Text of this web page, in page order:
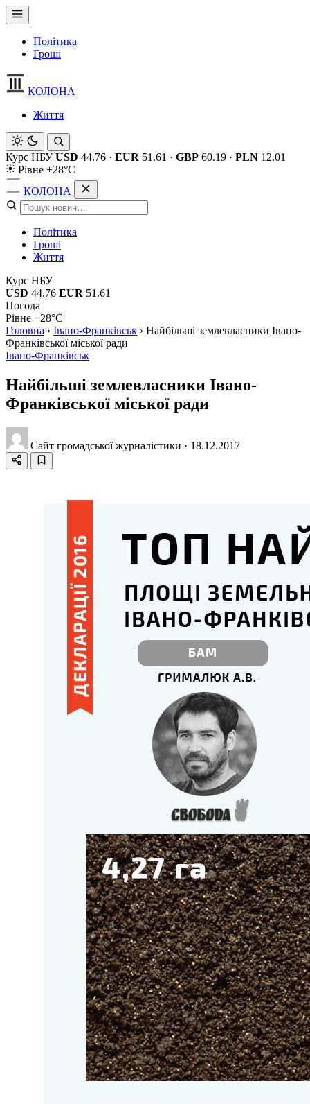
Політика
Гроші
КОЛОНА
Життя
Курс НБУ USD 44.76 · EUR 51.61 · GBP 60.19 · PLN 12.01
Рівне +28°C
КОЛОНА
Політика
Гроші
Життя
Курс НБУ
USD 44.76 EUR 51.61
Погода
Рівне +28°C
Головна › Івано-Франківськ › Найбільші землевласники Івано-
Франківської міської ради
Івано-Франківськ
Найбільші землевласники Івано-
Франківської міської ради
Сайт громадської журналістики · 18.12.2017